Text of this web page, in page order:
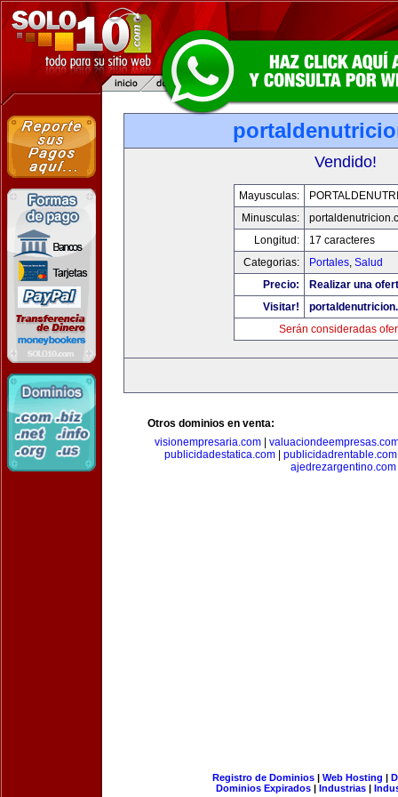
Vendido!
Mayusculas:
Minusculas:
Longitud:
17 caracteres
Categorias:
Portales, Salud
Precio:
Realizar una
Visitar!
Serán consideradas
Otros dominios en venta:
visionempresaria.com
publicidadestatica.com
publicidadrentable.com
ajedrezargentino.com
Registro de Dominios| Web Hosting |
Dominios Expirados | Industrias |